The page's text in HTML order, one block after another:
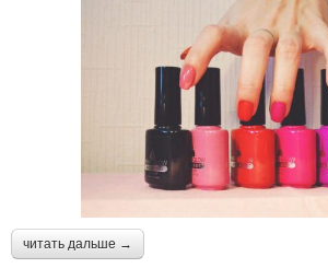
читать дальше →